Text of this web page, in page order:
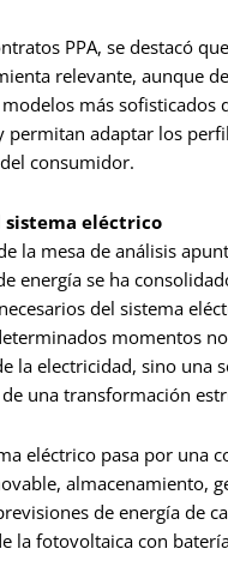
PPA, se destacó
relevante, aunque
más sofisticados
permitan adaptar los
consumidor.
sistema eléctrico
la mesa de análisis
energía se ha
del sistema
momentos
la electricidad, sino una
una transformación
eléctrico pasa por una
almacenamiento,
de energía de
la fotovoltaica con